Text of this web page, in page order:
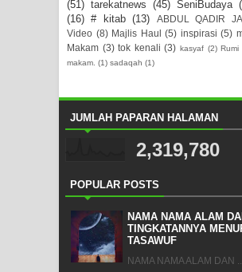
(51) tarekatnews (45) SeniBudaya
(16) # kitab (13) ABDUL QADIR
Video (8) Majlis Haul (5) inspirasi (5)
Makam (3) tok kenali (3) kasyaf (2) Rumi
makam. (1) sadaqah (1)
JUMLAH PAPARAN HALAMAN
2,319,780
POPULAR POSTS
NAMA NAMA ALAM
TINGKATANNYA
TASAWUF
NAMA NAMA ALAM DAN